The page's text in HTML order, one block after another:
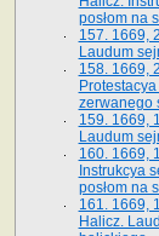
posłom na
157. 1669,
Laudum
158. 1669,
zerwanego
159. 1669,
Laudum
160. 1669,
Instrukcya
posłom na
161. 1669,
Halicz.